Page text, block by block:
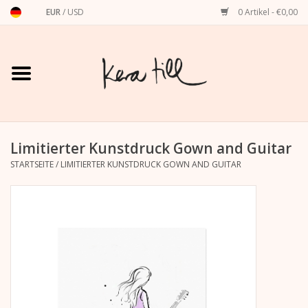
EUR/ USD 0 Artikel - €0,00
Startseite
Art Prints
Limitierter Kunstdruck Gown and Guitar
STARTSEITE/ LIMITIERTER KUNSTDRUCK GOWN AND GUITAR